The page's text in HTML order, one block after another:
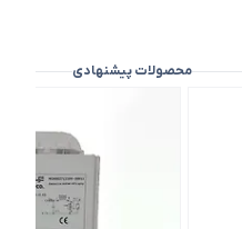
محصولات پیشنهادی